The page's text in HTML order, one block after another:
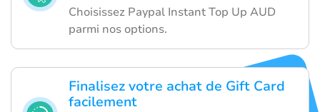
Choisissez Paypal Instant Top Up AUD
parmi nos options.
Finalisez votre achat de Gift Card
facilement